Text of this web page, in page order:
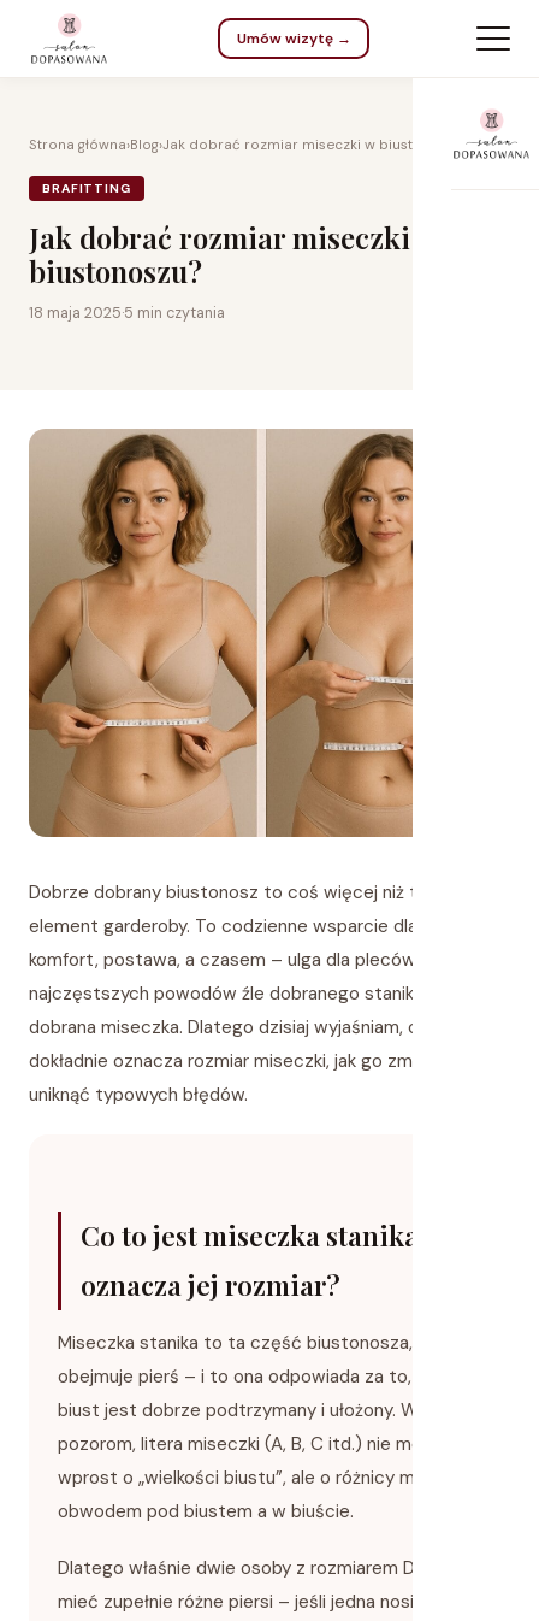
Umów wizytę →
Strona główna›Blog›Jak dobrać rozmiar miseczki w biustonoszu?
BRAFITTING
Jak dobrać rozmiar miseczki w
biustonoszu?
18 maja 2025·5 min czytania
Dobrze dobrany biustonosz to coś więcej niż tylko ładny
element garderoby. To codzienne wsparcie dla piersi,
komfort, postawa, a czasem – ulga dla pleców. Jednym z
najczęstszych powodów źle dobranego stanika jest… źle
dobrana miseczka. Dlatego dzisiaj wyjaśniam, co
dokładnie oznacza rozmiar miseczki, jak go zmierzyć i jak
uniknąć typowych błędów.
Co to jest miseczka stanika i co
oznacza jej rozmiar?
Miseczka stanika to ta część biustonosza, która
obejmuje pierś – i to ona odpowiada za to, czy
biust jest dobrze podtrzymany i ułożony. Wbrew
pozorom, litera miseczki (A, B, C itd.) nie mówi
wprost o „wielkości biustu”, ale o różnicy między
obwodem pod biustem a w biuście.
Dlatego właśnie dwie osoby z rozmiarem D mogą
mieć zupełnie różne piersi – jeśli jedna nosi 70D, a